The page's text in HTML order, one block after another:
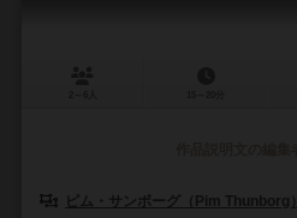
ピム・サンボーグ（Pim Thunborg）